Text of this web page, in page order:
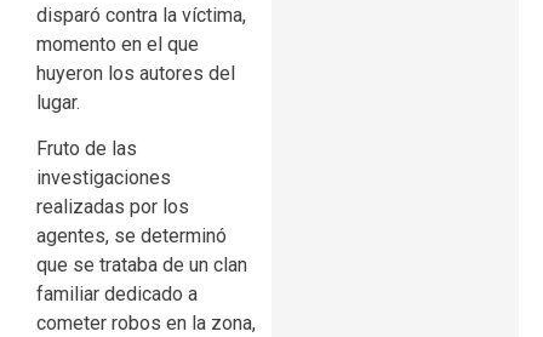
disparó contra la víctima,
momento en el que
huyeron los autores del
lugar.
Fruto de las
investigaciones
realizadas por los
agentes, se determinó
que se trataba de un clan
familiar dedicado a
cometer robos en la zona,